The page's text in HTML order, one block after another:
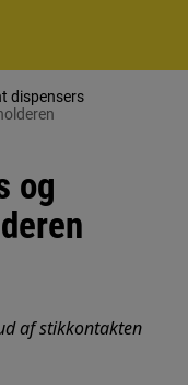
dispensers
og
af stikkontakten